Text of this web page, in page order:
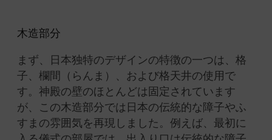
木造部分
まず、日本独特のデザインの特徴の一つは、格
子、欄間（らんま）、および格天井の使用で
す。 神殿の壁のほとんどは固定されています
が、この木造部分では日本の伝統的な障子やふ
すまの雰囲気を再現しました。 例えば、最初に